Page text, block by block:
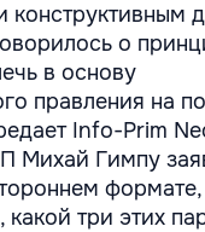
конструктивным
о
в основу
правления на
Info-Prim
Михай Гимпу
формате,
три этих